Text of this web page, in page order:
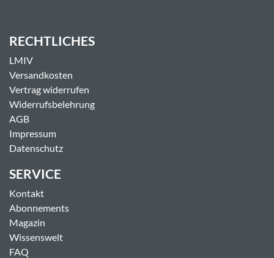
RECHTLICHES
LMIV
Versandkosten
Vertrag widerrufen
Widerrufsbelehrung
AGB
Impressum
Datenschutz
SERVICE
Kontakt
Abonnements
Magazin
Wissenswelt
FAQ